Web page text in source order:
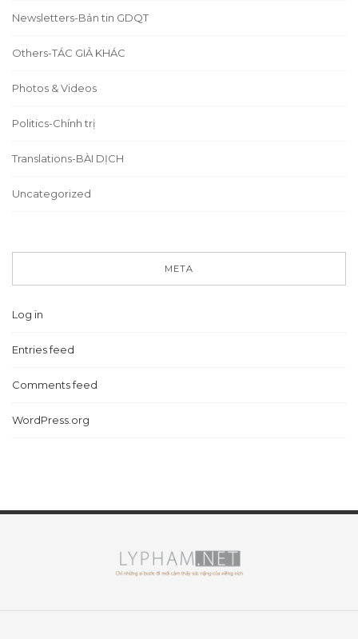
Newsletters-Bản tin GDQT
Others-TÁC GIẢ KHÁC
Photos & Videos
Politics-Chính trị
Translations-BÀI DỊCH
Uncategorized
META
Log in
Entries feed
Comments feed
WordPress.org